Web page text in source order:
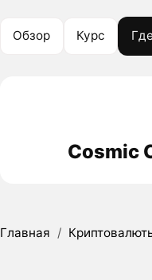
Обзор Курс
Cosmic
Главная /